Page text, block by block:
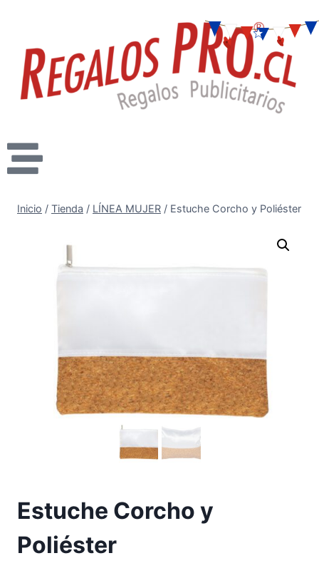
Inicio / Tienda / LÍNEA MUJER / Estuche Corcho y Poliéster
Estuche Corcho y
Poliéster